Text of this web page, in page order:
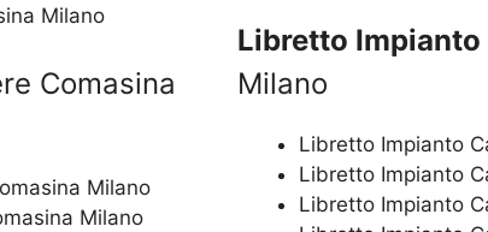
Milano
Comasina
Milano
Milano
Libretto Impianto
Milano
Libretto Impianto
Libretto Impianto
Libretto Impianto